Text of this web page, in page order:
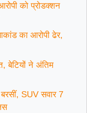
को प्रोडक्शन
का आरोपी ढेर,
बेटियों ने अंतिम
बरसीं, SUV सवार 7